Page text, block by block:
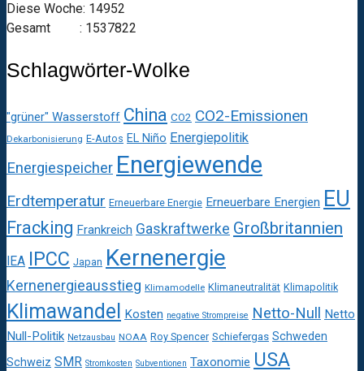
Diese Woche: 14952
Gesamt : 1537822
Schlagwörter-Wolke
"grüner" Wasserstoff China CO2 CO2-Emissionen
Dekarbonisierung E-Autos EL Niño Energiepolitik
Energiespeicher Energiewende
Erdtemperatur Erneuerbare Energie Erneuerbare Energien EU
Fracking Frankreich Gaskraftwerke Großbritannien
IEA IPCC Japan Kernenergie
Kernenergieausstieg Klimamodelle Klimaneutralität Klimapolitik
Klimawandel Kosten negative Strompreise Netto-Null Netto
Null-Politik Netzausbau NOAA Roy Spencer Schiefergas Schweden
Schweiz SMR Stromkosten Subventionen Taxonomie USA